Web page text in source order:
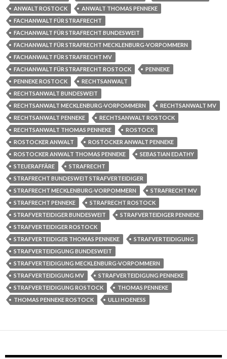
ANWALT ROSTOCK
ANWALT THOMAS PENNEKE
FACHANWALT FÜR STRAFRECHT
FACHANWALT FÜR STRAFRECHT BUNDESWEIT
FACHANWALT FÜR STRAFRECHT MECKLENBURG-VORPOMMERN
FACHANWALT FÜR STRAFRECHT MV
FACHANWALT FÜR STRAFRECHT ROSTOCK
PENNEKE
PENNEKE ROSTOCK
RECHTSANWALT
RECHTSANWALT BUNDESWEIT
RECHTSANWALT MECKLENBURG-VORPOMMERN
RECHTSANWALT MV
RECHTSANWALT PENNEKE
RECHTSANWALT ROSTOCK
RECHTSANWALT THOMAS PENNEKE
ROSTOCK
ROSTOCKER ANWALT
ROSTOCKER ANWALT PENNEKE
ROSTOCKER ANWALT THOMAS PENNEKE
SEBASTIAN EDATHY
STEUERAFFÄRE
STRAFRECHT
STRAFRECHT BUNDESWEIT STRAFVERTEIDIGER
STRAFRECHT MECKLENBURG-VORPOMMERN
STRAFRECHT MV
STRAFRECHT PENNEKE
STRAFRECHT ROSTOCK
STRAFVERTEIDIGER BUNDESWEIT
STRAFVERTEIDIGER PENNEKE
STRAFVERTEIDIGER ROSTOCK
STRAFVERTEIDIGER THOMAS PENNEKE
STRAFVERTEIDIGUNG
STRAFVERTEIDIGUNG BUNDESWEIT
STRAFVERTEIDIGUNG MECKLENBURG-VORPOMMERN
STRAFVERTEIDIGUNG MV
STRAFVERTEIDIGUNG PENNEKE
STRAFVERTEIDIGUNG ROSTOCK
THOMAS PENNEKE
THOMAS PENNEKE ROSTOCK
ULLI HOENESS